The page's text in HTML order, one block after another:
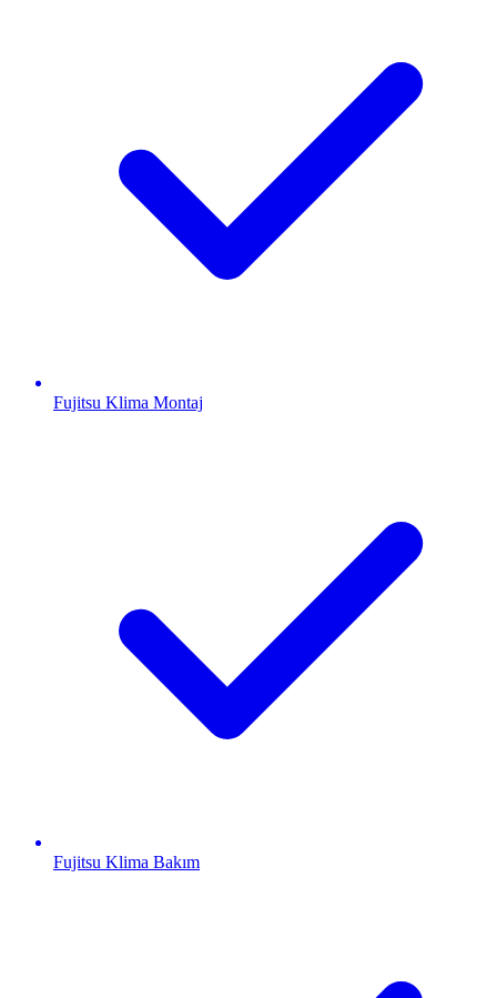
Fujitsu Klima Montaj
Fujitsu Klima Bakım